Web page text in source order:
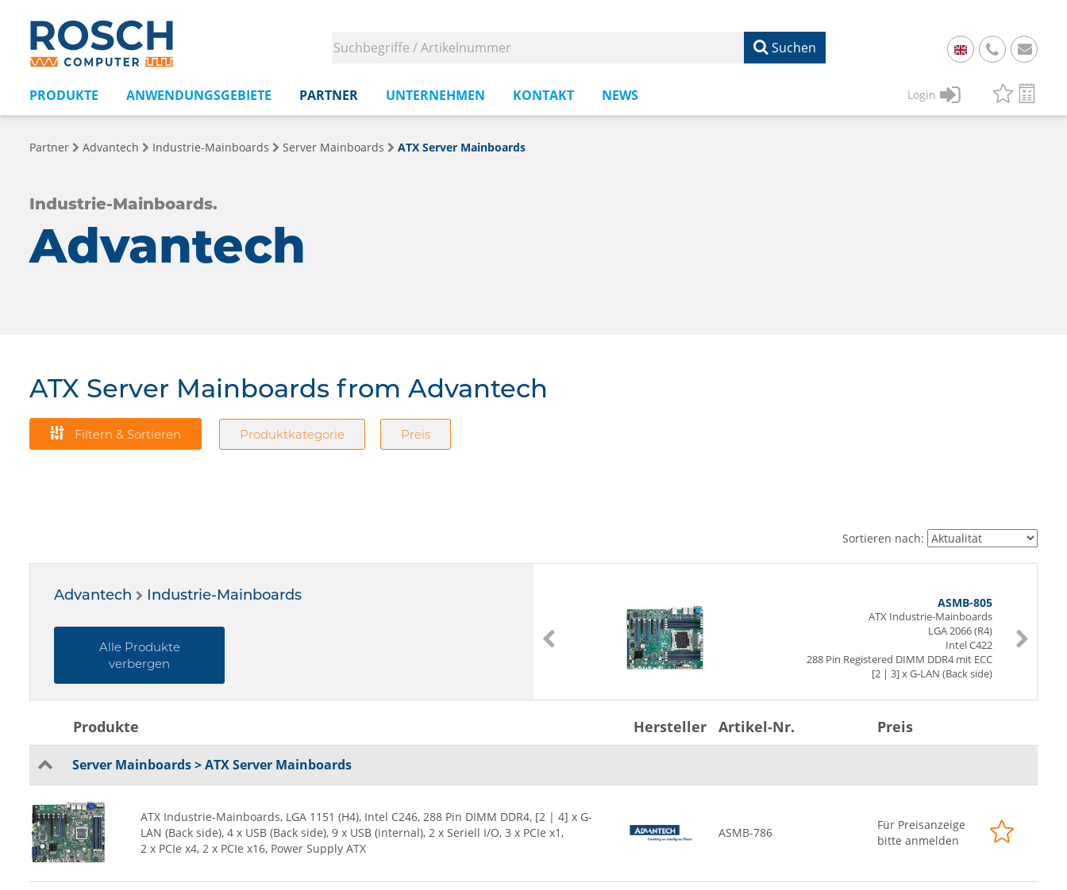
Suchen
49
PRODUKTE ANWENDUNGSGEBIETE PARTNER UNTERNEHMEN KONTAKT NEWS Login
Partner Advantech Industrie-Mainboards Server Mainboards ATX Server Mainboards
Industrie-Mainboards.
Advantech
ATX Server Mainboards from Advantech
Filtern & Sortieren Produktkategorie Preis
Sortieren nach:
Advantech Industrie-Mainboards
Alle Produkte
verbergen
9 x USB (internal)
2 x PCIe x4
ASMB-805
ATX Industrie-Mainboards
LGA 2066 (R4)
Intel C422
288 Pin Registered DIMM DDR4 mit ECC
[2 | 3] x G-LAN (Back side)
6 x USB (internal)
2 x PCIe x4
Power Supply ATX
Produkte Hersteller Artikel-Nr. Preis
Server Mainboards > ATX Server Mainboards
ATX Industrie-Mainboards, LGA 1151 (H4), Intel C246, 288 Pin DIMM DDR4, [2 | 4] x G-
LAN (Back side), 4 x USB (Back side), 9 x USB (internal), 2 x Seriell I/O, 3 x PCIe x1,
2 x PCIe x4, 2 x PCIe x16, Power Supply ATX
ASMB-786
Für Preisanzeige
bitte anmelden